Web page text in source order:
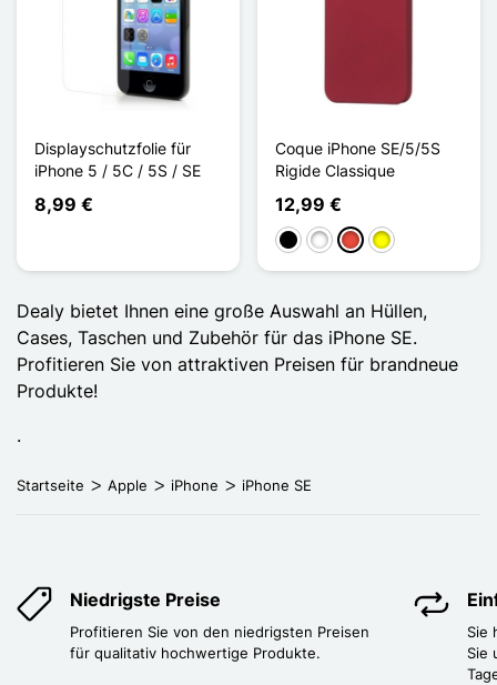
Displayschutzfolie für
iPhone 5 / 5C / 5S / SE
8,99 €
Coque iPhone SE/5/5S
Rigide Classique
12,99 €
Schwarz
WeißRot Gelb
Dealy bietet Ihnen eine große Auswahl an Hüllen,
Cases, Taschen und Zubehör für das iPhone SE.
Profitieren Sie von attraktiven Preisen für brandneue
Produkte!
.
Startseite Apple iPhone iPhone SE
Niedrigste Preise
Profitieren Sie von den niedrigsten Preisen
für qualitativ hochwertige Produkte.
Sie
Sie